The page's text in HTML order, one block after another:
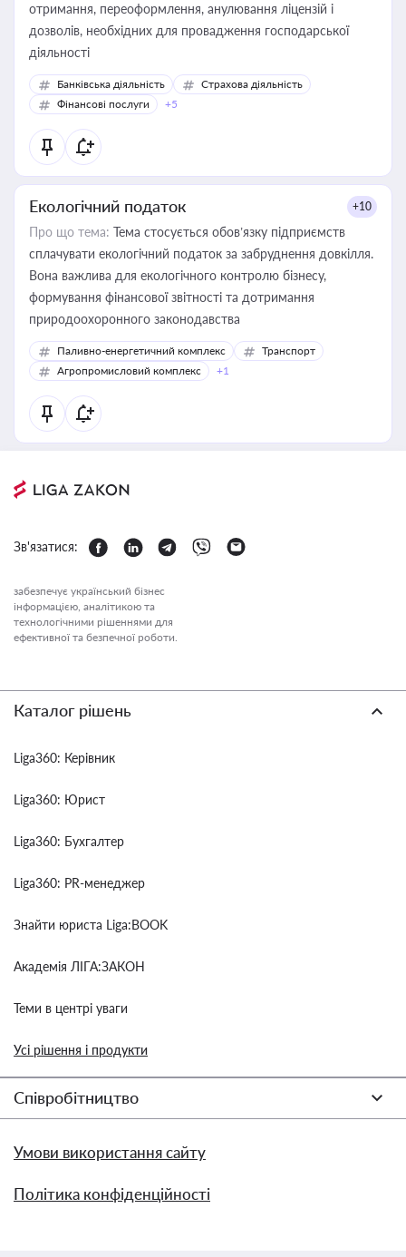
отримання, переоформлення, анулювання ліцензій і
дозволів, необхідних для провадження господарської
діяльності
Банківська діяльність
Страхова діяльність
Фінансові послуги
+5
Екологічний податок +10
Про що тема: Тема стосується обов’язку підприємств
сплачувати екологічний податок за забруднення довкілля.
Вона важлива для екологічного контролю бізнесу,
формування фінансової звітності та дотримання
природоохоронного законодавства
Паливно-енергетичний комплекс
Транспорт
Агропромисловий комплекс
+1
Зв'язатися:
забезпечує український бізнес
інформацією, аналітикою та
технологічними рішеннями для
ефективної та безпечної роботи.
Каталог рішень
Liga360: Керівник
Liga360: Юрист
Liga360: Бухгалтер
Liga360: PR-менеджер
Знайти юриста Liga:BOOK
Академія ЛІГА:ЗАКОН
Теми в центрі уваги
Усі рішення і продукти
Співробітництво
Умови використання сайту
Політика конфіденційності